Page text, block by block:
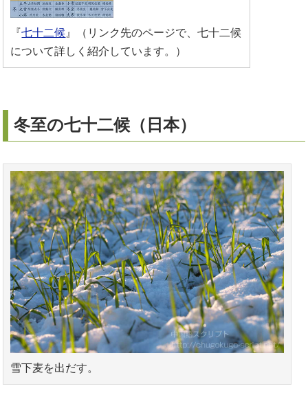
『七十二候 』（リンク先のページで、七十二候
について詳しく紹介しています。）
冬至の七十二候（日本）
雪下麦を出だす。